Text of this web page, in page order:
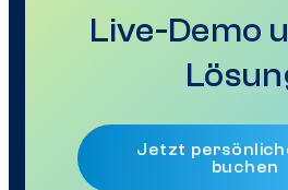
Live-Demo
Jetzt
buchen